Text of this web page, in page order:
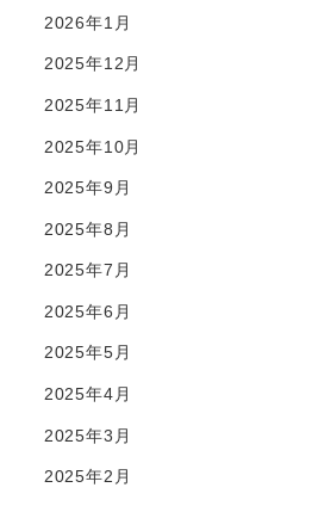
2026年1月
2025年12月
2025年11月
2025年10月
2025年9月
2025年8月
2025年7月
2025年6月
2025年5月
2025年4月
2025年3月
2025年2月